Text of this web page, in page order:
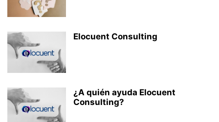
Elocuent Consulting
¿A quién ayuda Elocuent
Consulting?